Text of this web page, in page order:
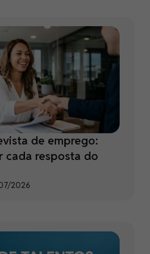
de emprego:
cada resposta do
2026